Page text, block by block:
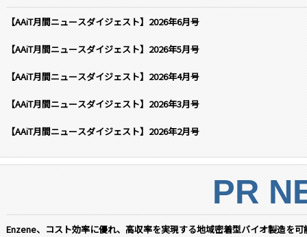
【AAiT月間ニュースダイジェスト】2026年6月号
【AAiT月間ニュースダイジェスト】2026年5月号
【AAiT月間ニュースダイジェスト】2026年4月号
【AAiT月間ニュースダイジェスト】2026年3月号
【AAiT月間ニュースダイジェスト】2026年2月号
PR
Enzene、コスト効率に優れ、高収率を実現する地域密着型バイオ製造を